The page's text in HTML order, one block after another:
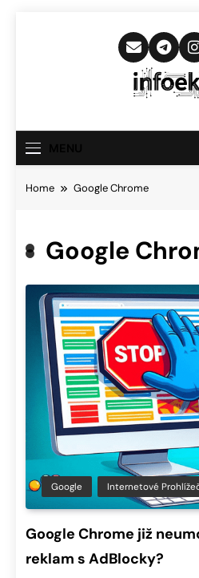
Home Google Chrome
Google
Google Internetové
Google Chrome již
reklam s AdBlocky?